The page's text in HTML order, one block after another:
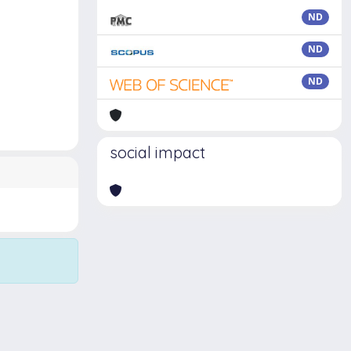
ND
ND
ND
social impact